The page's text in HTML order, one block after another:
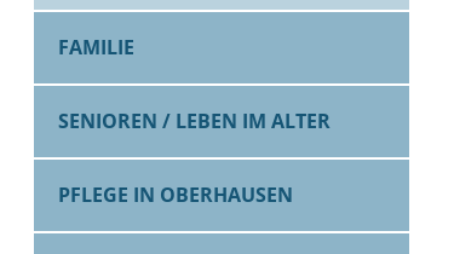
FAMILIE
SENIOREN / LEBEN IM ALTER
PFLEGE IN OBERHAUSEN